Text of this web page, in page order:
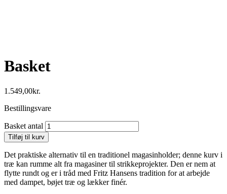
Basket
1.549,00kr.
Bestillingsvare
Basket antal
Tilføj til kurv
Det praktiske alternativ til en traditionel magasinholder; denne kurv i
træ kan rumme alt fra magasiner til strikkeprojekter. Den er nem at
flytte rundt og er i tråd med Fritz Hansens tradition for at arbejde
med dampet, bøjet træ og lækker finér.